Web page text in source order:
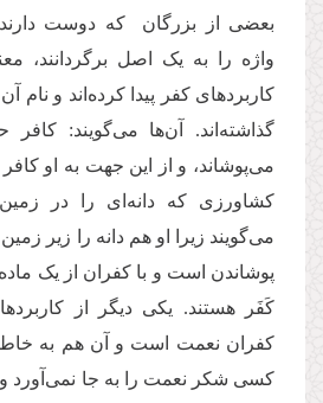
بعضی‌ از بزرگان که دوست
واژه را به یک اصل برگردانند،
کاربردهای کفر پیدا کرده‌اند و نام
گذاشته‌اند. آن‌ها می‌گویند: کافر
می‌پوشاند، و از این جهت به او
کشاورزی که دانه‌ای را در زمین
می‌گویند زیرا او هم دانه را زیر
پوشاندن است و با کفران از یک
کَفَر هستند. یکی دیگر از
کفران نعمت است و آن هم به
کسی شکر نعمت را به جا نمی‌آورد و